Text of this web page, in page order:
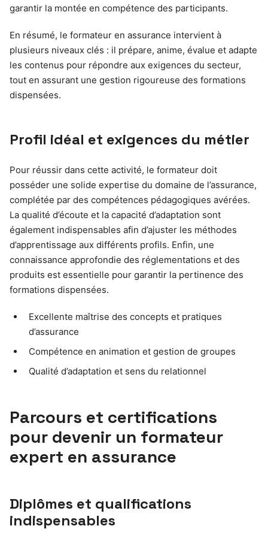
garantir la montée en compétence des participants.
En résumé, le formateur en assurance intervient à
plusieurs niveaux clés : il prépare, anime, évalue et adapte
les contenus pour répondre aux exigences du secteur,
tout en assurant une gestion rigoureuse des formations
dispensées.
Profil idéal et exigences du métier
Pour réussir dans cette activité, le formateur doit
posséder une solide expertise du domaine de l’assurance,
complétée par des compétences pédagogiques avérées.
La qualité d’écoute et la capacité d’adaptation sont
également indispensables afin d’ajuster les méthodes
d’apprentissage aux différents profils. Enfin, une
connaissance approfondie des réglementations et des
produits est essentielle pour garantir la pertinence des
formations dispensées.
Excellente maîtrise des concepts et pratiques
d’assurance
Compétence en animation et gestion de groupes
Qualité d’adaptation et sens du relationnel
Parcours et certifications
pour devenir un formateur
expert en assurance
Diplômes et qualifications
indispensables